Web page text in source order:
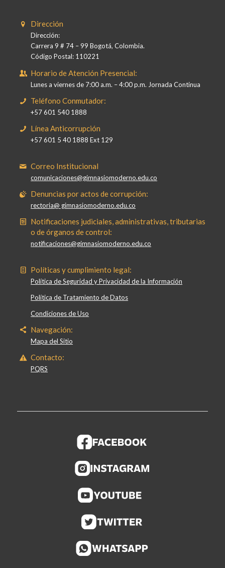
Dirección
Dirección:
Carrera 9 # 74 – 99 Bogotá, Colombia.
Código Postal: 110221
Horario de Atención Presencial:
Lunes a viernes de 7:00 a.m. – 4:00 p.m. Jornada Continua
Teléfono Conmutador:
+57 601 540 1888
Línea Anticorrupción
+57 601 5 40 1888 Ext 129
Correo Institucional
comunicaciones@gimnasiomoderno.edu.co
Denuncias por actos de corrupción:
rectoria@ gimnasiomoderno.edu.co
Notificaciones judiciales, administrativas, tributarias
o de órganos de control:
notificaciones@gimnasiomoderno.edu.co
Políticas y cumplimiento legal:
Política de Seguridad y Privacidad de la Información
Política de Tratamiento de Datos
Condiciones de Uso
Navegación:
Mapa del Sitio
Contacto:
PQRS